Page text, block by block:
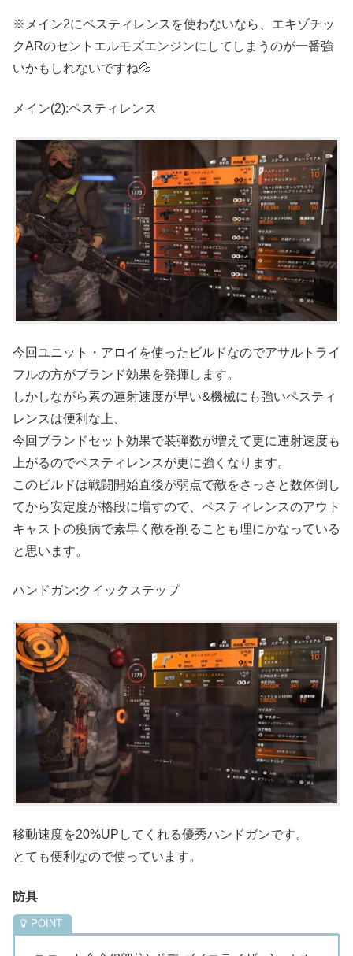
※メイン2にペスティレンスを使わないなら、エキゾチッ
クARのセントエルモズエンジンにしてしまうのが一番強
いかもしれないですね💦
メイン(2):ペスティレンス
今回ユニット・アロイを使ったビルドなのでアサルトライ
フルの方がブランド効果を発揮します。
しかしながら素の連射速度が早い&機械にも強いペスティ
レンスは便利な上、
今回ブランドセット効果で装弾数が増えて更に連射速度も
上がるのでペスティレンスが更に強くなります。
このビルドは戦闘開始直後が弱点で敵をさっさと数体倒し
てから安定度が格段に増すので、ペスティレンスのアウト
キャストの疫病で素早く敵を削ることも理にかなっている
と思います。
ハンドガン:クイックステップ
移動速度を20%UPしてくれる優秀ハンドガンです。
とても便利なので使っています。
防具